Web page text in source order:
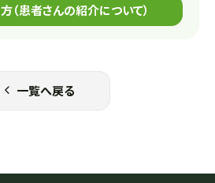
（患者さんの紹介について）
一覧へ戻る